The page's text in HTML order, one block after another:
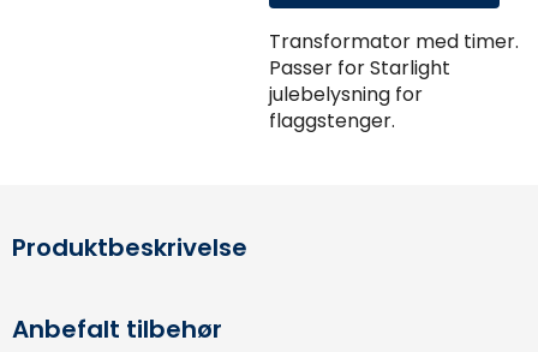
Transformator med timer.
Passer for Starlight
julebelysning for
flaggstenger.
Produktbeskrivelse
Anbefalt tilbehør